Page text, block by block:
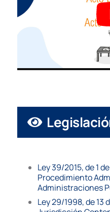
Ley 39/2015, de 1
Procedimiento
Administraciones
Ley 29/1998, de 13